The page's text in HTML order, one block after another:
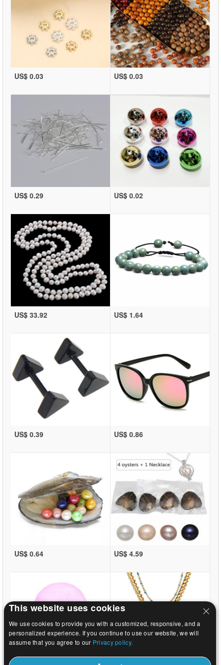
US$ 0.03 US$ 0.03
US$ 0.29 US$ 0.02
US$ 33.92 US$ 1.64
US$ 0.39 US$ 0.86
US$ 0.64 US$ 4.59
This website uses cookies
We use cookies to provide you with a customized, responsive, and a
personalized experience. If you continue to use our website, we will
assume that you agree to our Privacy policy.